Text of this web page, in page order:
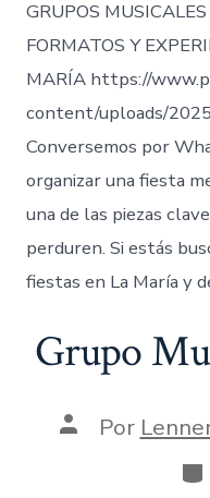
GRUPOS
FORMATOS Y
MARÍA https://
content/uploads/
Conversemos por
organizar una fiesta
una de las piezas
perduren. Si estás
fiestas en La María y
Grupo
AutorPor